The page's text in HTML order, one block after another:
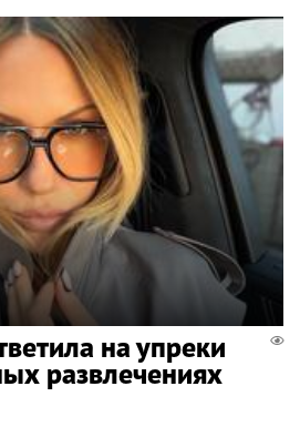
на упреки
развлечениях